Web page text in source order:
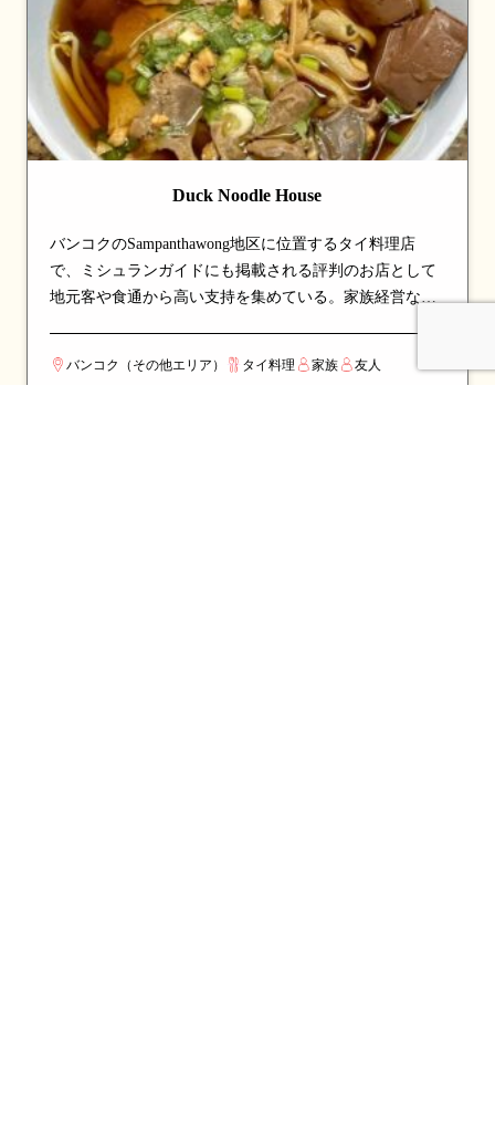
Duck Noodle House
バンコクのSampanthawong地区に位置するタイ料理店
で、ミシュランガイドにも掲載される評判のお店として
地元客や食通から高い支持を集めている。家族経営なら
たら必ず注文したい一品として知られる。伝統的なタイ
バンコク（その他エリア） タイ料理 家族 友人